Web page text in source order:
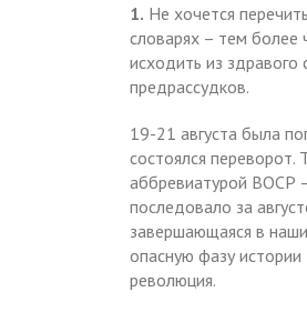
1. Не хочется
словарях – тем более
исходить из
предрассудков.
19-21 августа была
состоялся
аббревиатурой ВОСР
последовало за
завершающаяся в
опасную фазу истории
революция.